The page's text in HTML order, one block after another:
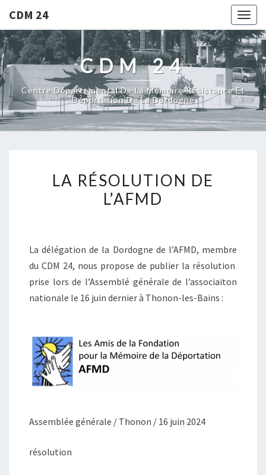
CDM 24
CDM 24
Centre Départemental De La Mémoire Résistance Et
Déportation De La Dordogne
LA RÉSOLUTION DE
L’AFMD
La délégation de la Dordogne de l’AFMD, membre
du CDM 24, nous propose de publier la résolution
prise lors de l’Assemblé générale de l’associaiton
nationale le 16 juin dernier à Thonon-les-Bains :
Assemblée générale / Thonon / 16 juin 2024
résolution